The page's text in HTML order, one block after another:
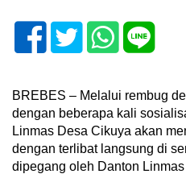
BREBES – Melalui rembug
dengan beberapa kali
Linmas Desa Cikuya akan
dengan terlibat langsung di
dipegang oleh Danton